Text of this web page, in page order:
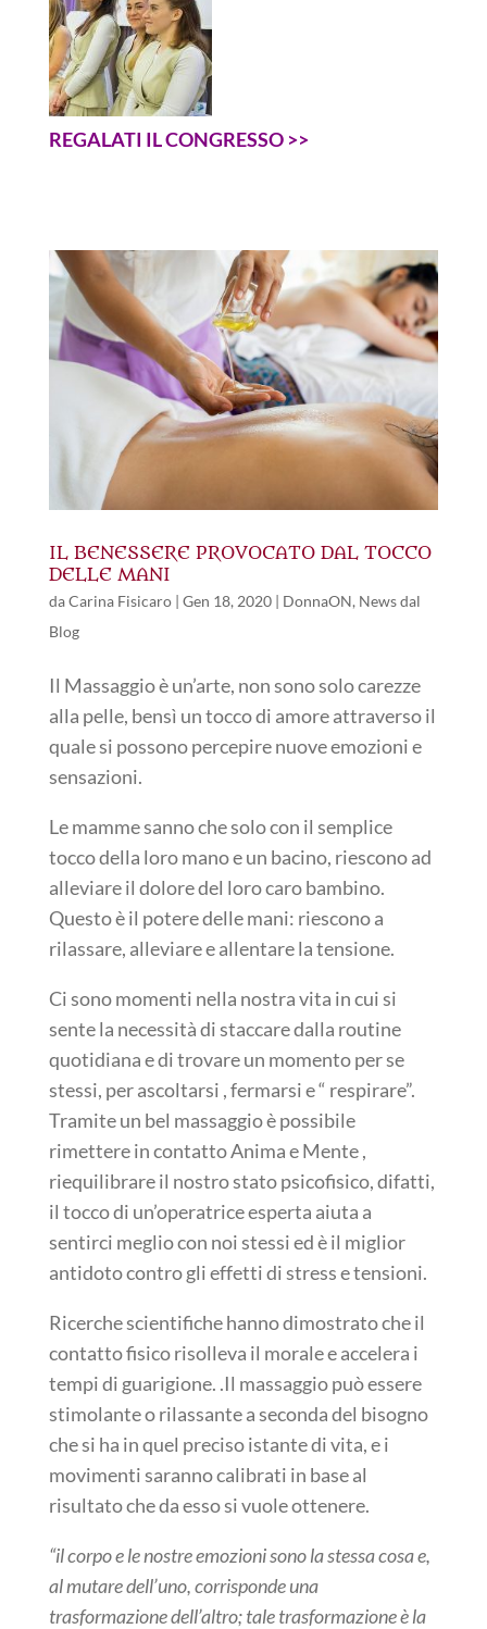
REGALATI IL CONGRESSO >>
IL BENESSERE PROVOCATO DAL TOCCO
DELLE MANI
daCarina Fisicaro| Gen 18, 2020| DonnaON, News dal
Blog
Il Massaggio è un’arte, non sono solo carezze
alla pelle, bensì un tocco di amore attraverso il
quale si possono percepire nuove emozioni e
sensazioni.
Le mamme sanno che solo con il semplice
tocco della loro mano e un bacino, riescono ad
alleviare il dolore del loro caro bambino.
Questo è il potere delle mani: riescono a
rilassare, alleviare e allentare la tensione.
Ci sono momenti nella nostra vita in cui si
sente la necessità di staccare dalla routine
quotidiana e di trovare un momento per se
stessi, per ascoltarsi , fermarsi e “ respirare”.
Tramite un bel massaggio è possibile
rimettere in contatto Anima e Mente ,
riequilibrare il nostro stato psicofisico, difatti,
il tocco di un’operatrice esperta aiuta a
sentirci meglio con noi stessi ed è il miglior
antidoto contro gli effetti di stress e tensioni.
Ricerche scientifiche hanno dimostrato che il
contatto fisico risolleva il morale e accelera i
tempi di guarigione. .Il massaggio può essere
stimolante o rilassante a seconda del bisogno
che si ha in quel preciso istante di vita, e i
movimenti saranno calibrati in base al
risultato che da esso si vuole ottenere.
“il corpo e le nostre emozioni sono la stessa cosa e,
al mutare dell’uno, corrisponde una
trasformazione dell’altro; tale trasformazione è la